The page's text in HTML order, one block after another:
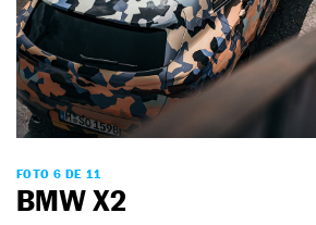
FOTO 6 DE 11
BMW X2